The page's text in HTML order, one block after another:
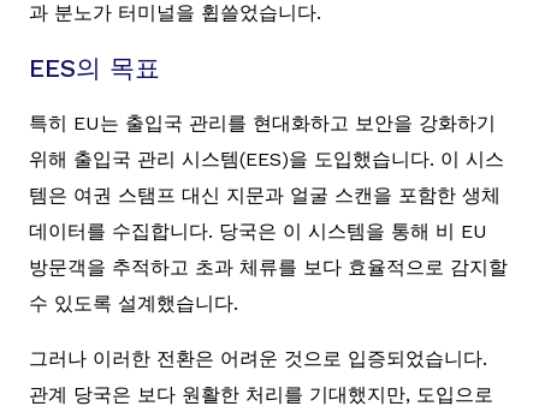
과 분노가 터미널을 휩쓸었습니다.
EES의 목표
특히 EU는 출입국 관리를 현대화하고 보안을 강화하기
위해 출입국 관리 시스템(EES)을 도입했습니다. 이 시스
템은 여권 스탬프 대신 지문과 얼굴 스캔을 포함한 생체
데이터를 수집합니다. 당국은 이 시스템을 통해 비 EU
방문객을 추적하고 초과 체류를 보다 효율적으로 감지할
수 있도록 설계했습니다.
그러나 이러한 전환은 어려운 것으로 입증되었습니다.
관계 당국은 보다 원활한 처리를 기대했지만, 도입으로